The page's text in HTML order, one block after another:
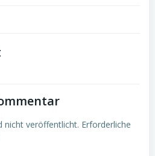
nicht veröffentlicht. Erforderliche